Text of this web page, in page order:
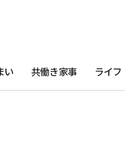
い 共働き家事 ライフ